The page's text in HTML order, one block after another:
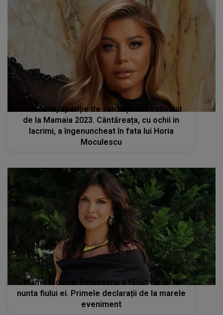
Loredana, apariție de senzație la Festivalul
de la Mamaia 2023. Cântăreața, cu ochii in
lacrimi, a îngenuncheat în fata lui Horia
Moculescu
Mama Monicăi Birladeanu a făcut furori la
nunta fiului ei. Primele declarații de la marele
eveniment